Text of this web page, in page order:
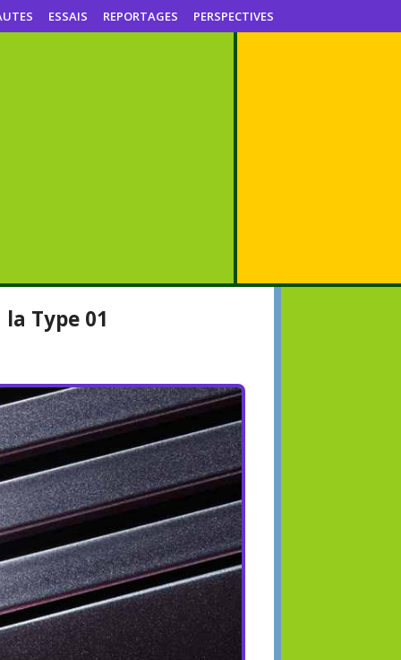
ESSAIS REPORTAGES PERSPECTIVES
Type 01